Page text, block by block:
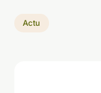
Actu